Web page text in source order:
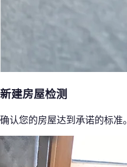
新建房屋检测
确认您的房屋达到承诺的标准。